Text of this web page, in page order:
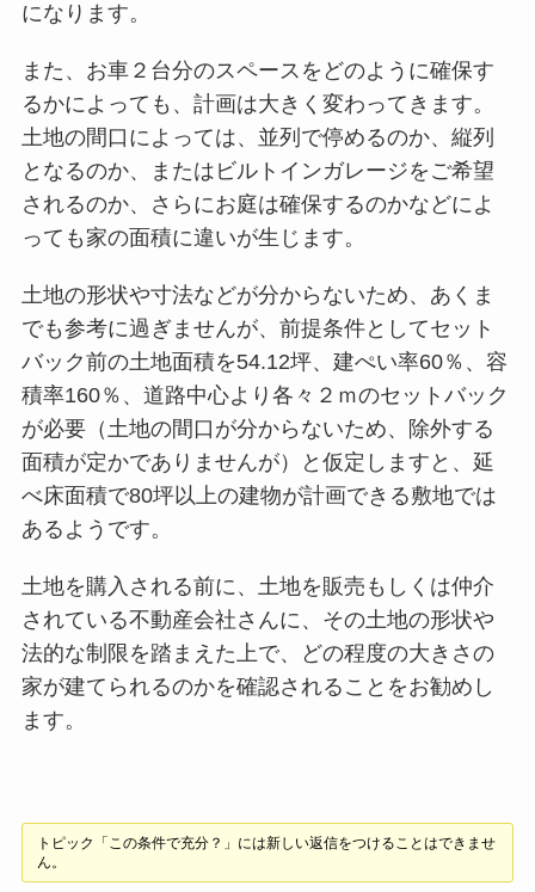
になります。
また、お車２台分のスペースをどのように確保す
るかによっても、計画は大きく変わってきます。
土地の間口によっては、並列で停めるのか、縦列
となるのか、またはビルトインガレージをご希望
されるのか、さらにお庭は確保するのかなどによ
っても家の面積に違いが生じます。
土地の形状や寸法などが分からないため、あくま
でも参考に過ぎませんが、前提条件としてセット
バック前の土地面積を54.12坪、建ぺい率60％、容
積率160％、道路中心より各々２ｍのセットバック
が必要（土地の間口が分からないため、除外する
面積が定かでありませんが）と仮定しますと、延
べ床面積で80坪以上の建物が計画できる敷地では
あるようです。
土地を購入される前に、土地を販売もしくは仲介
されている不動産会社さんに、その土地の形状や
法的な制限を踏まえた上で、どの程度の大きさの
家が建てられるのかを確認されることをお勧めし
ます。
トピック「この条件で充分？」には新しい返信をつけることはできませ
ん。